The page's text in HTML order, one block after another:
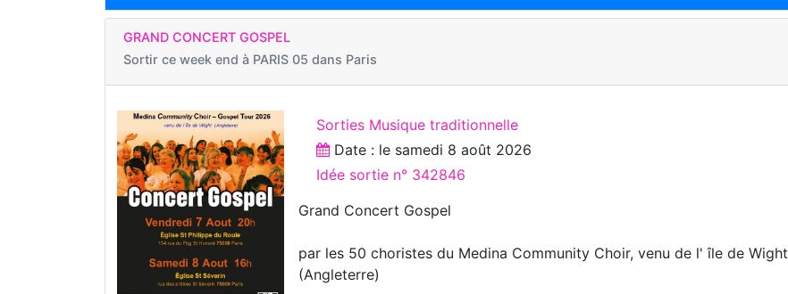
GRAND CONCERT GOSPEL
Sortir ce week end à PARIS 05 dans Paris
Sorties Musique traditionnelle
Date : le samedi 8 août 2026
Idée sortie n° 342846
Grand Concert Gospel
par les 50 choristes du Medina Community Choir, venu de l' île de Wight
(Angleterre)